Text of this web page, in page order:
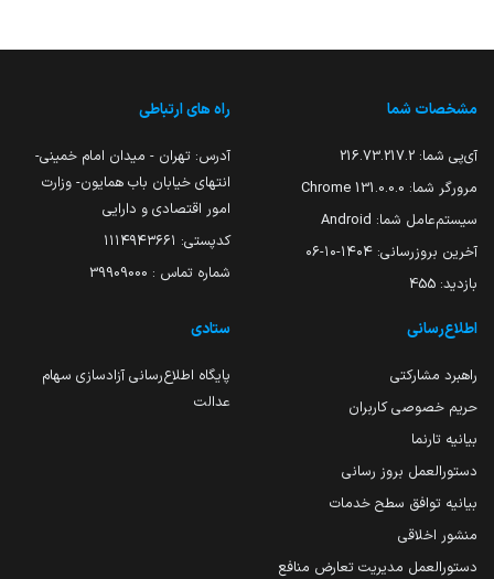
مشخصات شما
آی‌پی شما: 216.73.217.2
مرورگر شما: 131.0.0.0 Chrome
سیستم‌عامل شما: Android
آخرین بروزرسانی: ۱۴۰۴-۱۰-۰۶
بازدید: 455
راه های ارتباطی
آدرس: تهران - میدان امام خمینی-
انتهای خیابان باب همایون- وزارت
امور اقتصادی و دارایی
کدپستی: ۱۱۱۴۹۴۳۶۶۱
شماره تماس : 39909000
اطلاع‌رسانی
راهبرد مشارکتی
حریم خصوصی کاربران
بیانیه تارنما
دستورالعمل بروز رسانی
بیانیه توافق سطح خدمات
منشور اخلاقی
دستورالعمل مدیریت تعارض منافع
ستادی
پایگاه اطلاع‌رسانی آزادسازی سهام
عدالت